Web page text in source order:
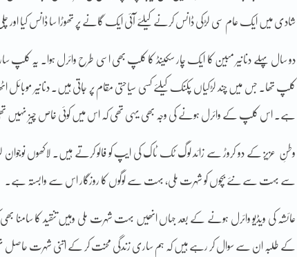
شادی میں ایک عام سی لڑکی ڈانس کرنے کیلئے آئی ایک گانے پر تھوڑا سا ڈانس کیا اور
دو سال پہلے دنانیر مبین کا ایک چار سکینڈ کا کلپ بھی اسی طرح وائرل ہوا۔ یہ کلپ
کلپ تھا۔ جس میں چند لڑکیاں پکنک کیلئے کسی سیاحتی مقام پر جاتی ہیں۔ دنانیر موبائل
ہے۔ اس کلپ کے وائرل ہونے کی وجہ بھی یہی تھی کہ اس میں کوئی خاص چیز نہیں
وطنِ عزیز کے دو کروڑ سے زائد لوگ ٹک ٹاک کی ایپ کو فالو کرتے ہیں۔ لاکھوں نوجوان
سے بہت سے نئے بچوں کو شہرت ملی، بہت سے لوگوں کا روزگار اس سے وابستہ ہے۔
عائشہ کی ویڈیو وائرل ہونے کے بعد جہاں انھیں بہت شہرت ملی وہیں تنقید کا سامنا بھی
کے طلبہ ان سے سوال کر رہے ہیں کہ ہم ساری زندگی محنت کر کے اتنی شہرت حاصل